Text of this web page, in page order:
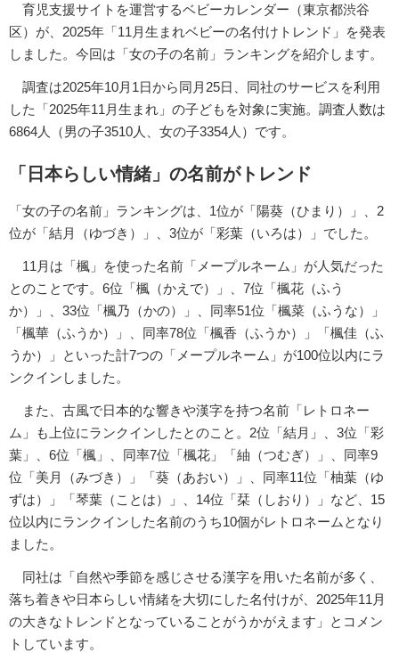
育児支援サイトを運営するベビーカレンダー（東京都渋谷
区）が、2025年「11月生まれベビーの名付けトレンド」を発表
しました。今回は「女の子の名前」ランキングを紹介します。
調査は2025年10月1日から同月25日、同社のサービスを利用
した「2025年11月生まれ」の子どもを対象に実施。調査人数は
6864人（男の子3510人、女の子3354人）です。
「日本らしい情緒」の名前がトレンド
「女の子の名前」ランキングは、1位が「陽葵（ひまり）」、2
位が「結月（ゆづき）」、3位が「彩葉（いろは）」でした。
11月は「楓」を使った名前「メープルネーム」が人気だった
とのことです。6位「楓（かえで）」、7位「楓花（ふう
か）」、33位「楓乃（かの）」、同率51位「楓菜（ふうな）」
「楓華（ふうか）」、同率78位「楓香（ふうか）」「楓佳（ふ
うか）」といった計7つの「メープルネーム」が100位以内にラ
ンクインしました。
また、古風で日本的な響きや漢字を持つ名前「レトロネー
ム」も上位にランクインしたとのこと。2位「結月」、3位「彩
葉」、6位「楓」、同率7位「楓花」「紬（つむぎ）」、同率9
位「美月（みづき）」「葵（あおい）」、同率11位「柚葉（ゆ
ずは）」「琴葉（ことは）」、14位「栞（しおり）」など、15
位以内にランクインした名前のうち10個がレトロネームとなり
ました。
同社は「自然や季節を感じさせる漢字を用いた名前が多く、
落ち着きや日本らしい情緒を大切にした名付けが、2025年11月
の大きなトレンドとなっていることがうかがえます」とコメン
トしています。